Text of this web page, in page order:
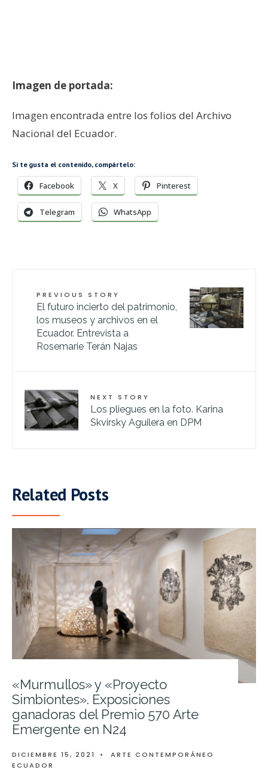
Imagen de portada:
Imagen encontrada entre los folios del Archivo
Nacional del Ecuador.
Si te gusta el contenido, compártelo:
Facebook X Pinterest
Telegram WhatsApp
PREVIOUS STORY
El futuro incierto del patrimonio,
los museos y archivos en el
Ecuador. Entrevista a
Rosemarie Terán Najas
NEXT STORY
Los pliegues en la foto. Karina
Skvirsky Aguilera en DPM
Related Posts
«Murmullos» y «Proyecto
Simbiontes». Exposiciones
ganadoras del Premio 570 Arte
Emergente en N24
DICIEMBRE 15, 2021 •
ARTE CONTEMPORÁNEO
ECUADOR